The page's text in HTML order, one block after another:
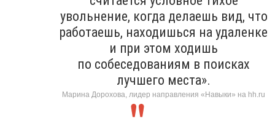
увольнение, когда делаешь вид, что
работаешь, находишься на удаленке
и при этом ходишь
по собеседованиям в поисках
лучшего места».
Марина Дорохова, лидер направления «Навыки» на hh.ru